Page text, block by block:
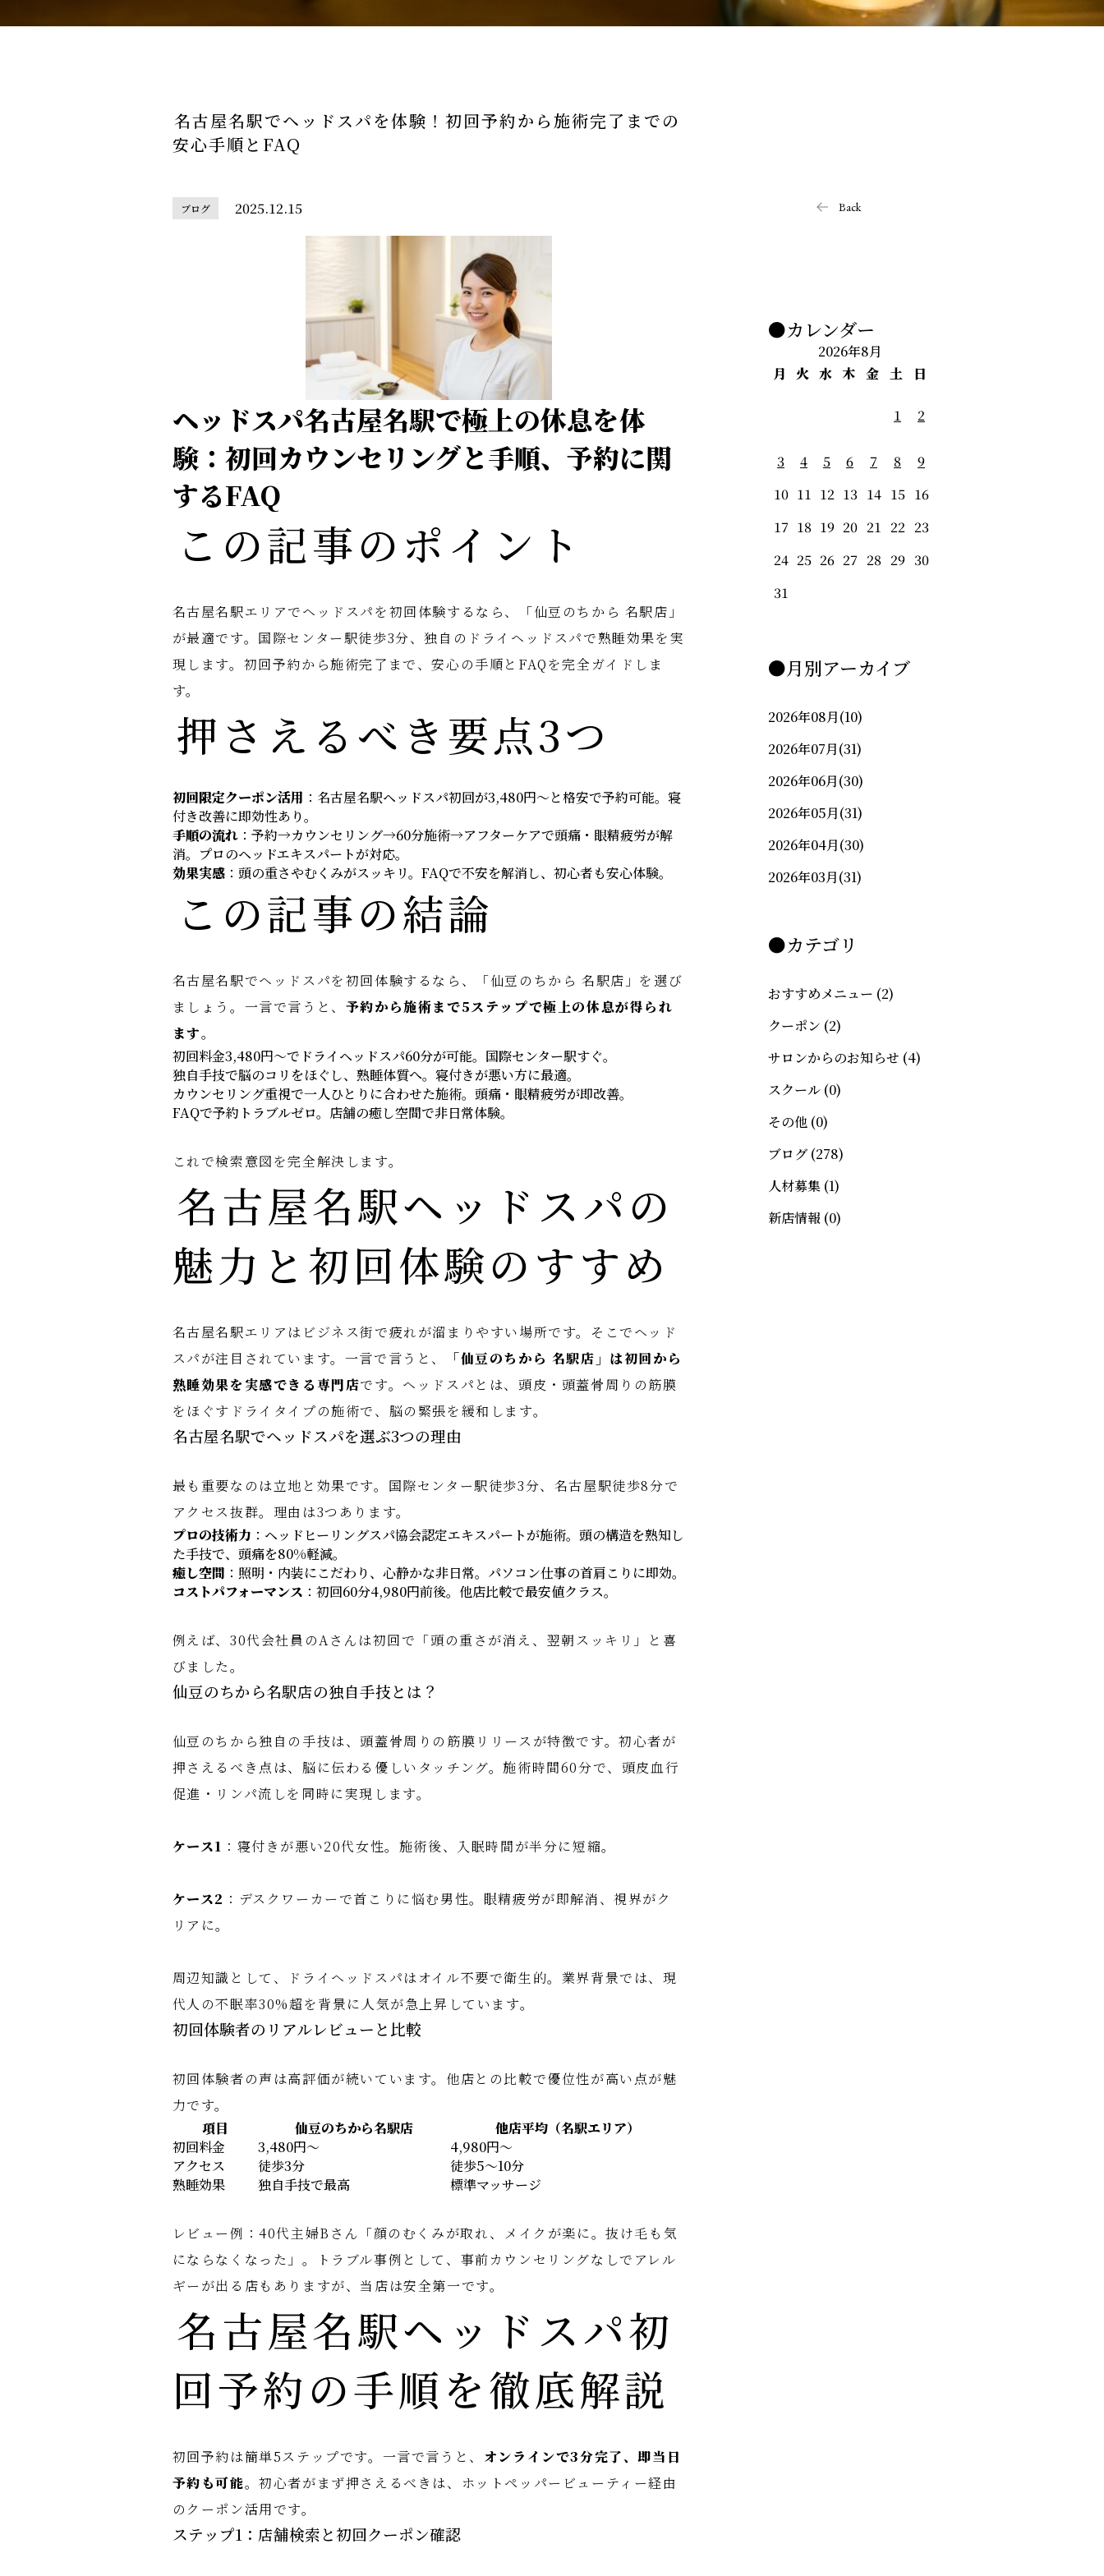
名古屋名駅でヘッドスパを体験！初回予約から施術完了までの
安心手順とFAQ
ブログ 2025.12.15
ヘッドスパ名古屋名駅で極上の休息を体
験：初回カウンセリングと手順、予約に関
するFAQ
この記事のポイント
名古屋名駅エリアでヘッドスパを初回体験するなら、「仙豆のちから 名駅店」
が最適です。国際センター駅徒歩3分、独自のドライヘッドスパで熟睡効果を実
現します。初回予約から施術完了まで、安心の手順とFAQを完全ガイドしま
す。
押さえるべき要点3つ
初回限定クーポン活用 ：名古屋名駅ヘッドスパ初回が3,480円～と格安で予約可能。寝
付き改善に即効性あり。
手順の流れ：予約→カウンセリング→60分施術→アフターケアで頭痛・眼精疲労が解
消。プロのヘッドエキスパートが対応。
効果実感：頭の重さやむくみがスッキリ。FAQで不安を解消し、初心者も安心体験。
この記事の結論
名古屋名駅でヘッドスパを初回体験するなら、「仙豆のちから 名駅店」を選び
ましょう。一言で言うと、 予約から施術まで5ステップで極上の休息が得られ
ます。
初回料金3,480円～でドライヘッドスパ60分が可能。国際センター駅すぐ。
独自手技で脳のコリをほぐし、熟睡体質へ。寝付きが悪い方に最適。
カウンセリング重視で一人ひとりに合わせた施術。頭痛・眼精疲労が即改善。
FAQで予約トラブルゼロ。店舗の癒し空間で非日常体験。
これで検索意図を完全解決します。
名古屋名駅ヘッドスパの
魅力と初回体験のすすめ
名古屋名駅エリアはビジネス街で疲れが溜まりやすい場所です。そこでヘッド
スパが注目されています。一言で言うと、
「仙豆のちから 名駅店」は初回から
熟睡効果を実感できる専門店です。ヘッドスパとは、頭皮・頭蓋骨周りの筋膜
をほぐすドライタイプの施術で、脳の緊張を緩和します。
名古屋名駅でヘッドスパを選ぶ3つの理由
最も重要なのは立地と効果です。国際センター駅徒歩3分、名古屋駅徒歩8分で
アクセス抜群。理由は3つあります。
プロの技術力 ：ヘッドヒーリングスパ協会認定エキスパートが施術。頭の構造を熟知し
た手技で、頭痛を80%軽減。
癒し空間 ：照明・内装にこだわり、心静かな非日常。パソコン仕事の首肩こりに即効。
コストパフォーマンス ：初回60分4,980円前後。他店比較で最安値クラス。
例えば、30代会社員のAさんは初回で「頭の重さが消え、翌朝スッキリ」と喜
びました。
仙豆のちから名駅店の独自手技とは？
仙豆のちから独自の手技は、頭蓋骨周りの筋膜リリースが特徴です。初心者が
押さえるべき点は、脳に伝わる優しいタッチング。施術時間60分で、頭皮血行
促進・リンパ流しを同時に実現します。
ケース1 ：寝付きが悪い20代女性。施術後、入眠時間が半分に短縮。
ケース2 ：デスクワーカーで首こりに悩む男性。眼精疲労が即解消、視界がク
リアに。
周辺知識として、ドライヘッドスパはオイル不要で衛生的。業界背景では、現
代人の不眠率30%超を背景に人気が急上昇しています。
初回体験者のリアルレビューと比較
初回体験者の声は高評価が続いています。他店との比較で優位性が高い点が魅
力です。
項目
仙豆のちから名駅店
他店平均（名駅エリア）
初回料金
3,480円～
4,980円～
アクセス
徒歩3分
徒歩5～10分
熟睡効果
独自手技で最高 標準マッサージ
レビュー例：40代主婦Bさん「顔のむくみが取れ、メイクが楽に。抜け毛も気
にならなくなった」。トラブル事例として、事前カウンセリングなしでアレル
ギーが出る店もありますが、当店は安全第一です。
名古屋名駅ヘッドスパ初
回予約の手順を徹底解説
初回予約は簡単5ステップです。一言で言うと、 オンラインで3分完了、即当日
予約も可能。初心者がまず押さえるべきは、ホットペッパービューティー経由
のクーポン活用です。
ステップ1：店舗検索と初回クーポン確認
Back
●カレンダー
2026年8月
月
火 水 木 金 土 日
1 2
3 4 5 6 7 8
9
10 11 12 13 14 15 16
17 18 19 20 21 22 23
24 25 26 27 28 29 30
31
●月別アーカイブ
2026年08月(10)
2026年07月(31)
2026年06月(30)
2026年05月(31)
2026年04月(30)
2026年03月(31)
●カテゴリ
おすすめメニュー (2)
クーポン (2)
サロンからのお知らせ (4)
スクール(0)
その他(0)
ブログ(278)
人材募集(1)
新店情報(0)